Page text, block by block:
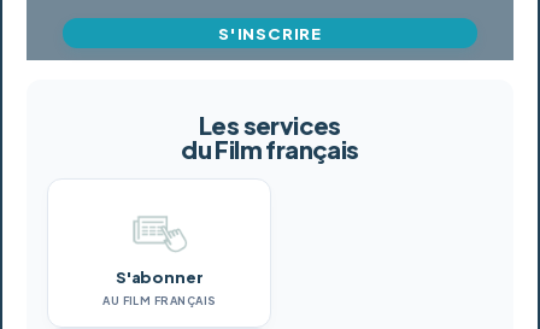
S'INSCRIRE
Les services
du Film français
S'abonner
AU FILM FRANÇAIS